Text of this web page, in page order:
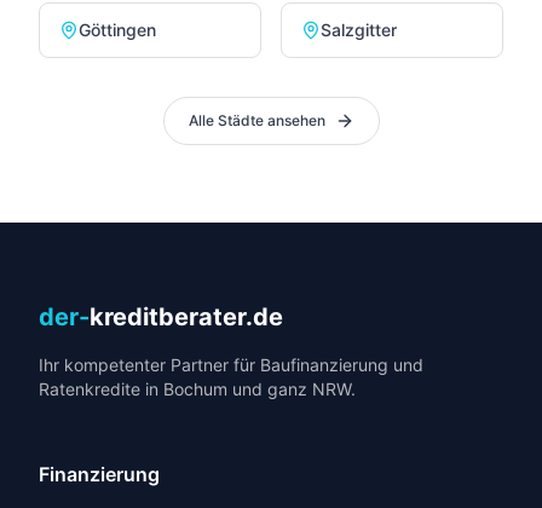
Göttingen Salzgitter
Alle Städte ansehen
der-kreditberater.de
Ihr kompetenter Partner für Baufinanzierung und
Ratenkredite in Bochum und ganz NRW.
Finanzierung